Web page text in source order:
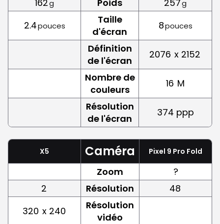
162g Poids 257g
2.4pouces
Taille
d'écran
8pouces
Définition
de l'écran
2076 x 2152
Nombre de
couleurs
16 M
Résolution
de l'écran
374 ppp
X5 Caméra Pixel 9 Pro Fold
Zoom
?
2
Résolution
48
320 x 240
Résolution
vidéo